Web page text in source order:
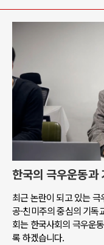
한국의 극우운동과
최근 논란이 되고 있는
공-친미주의 중심의 기독
회는 한국사회의 극우운
록 하겠습니다.